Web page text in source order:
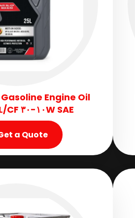
Engine Oil
SAE ١٠W-٣٠ SL/CF ٢٥ Liter
a Quote